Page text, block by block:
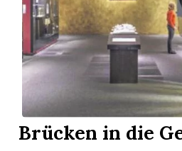
Brücken in die